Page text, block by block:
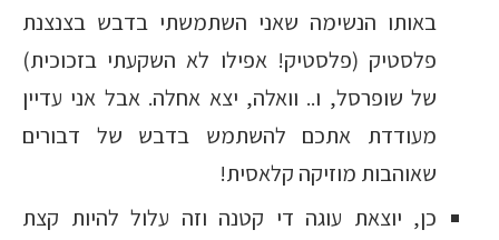
באותו הנשימה שאני השתמשתי בדבש בצנצנת
פלסטיק (פלסטיק! אפילו לא השקעתי בזכוכית)
של שופרסל, ו.. וואלה, יצא אחלה. אבל אני עדיין
מעודדת אתכם להשתמש בדבש של דבורים
שאוהבות מוזיקה קלאסית!
כן, יוצאת עוגה די קטנה וזה עלול להיות קצת